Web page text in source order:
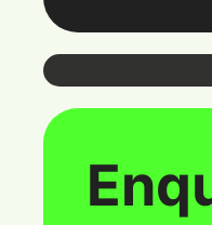
Coloque seu
acesso ao